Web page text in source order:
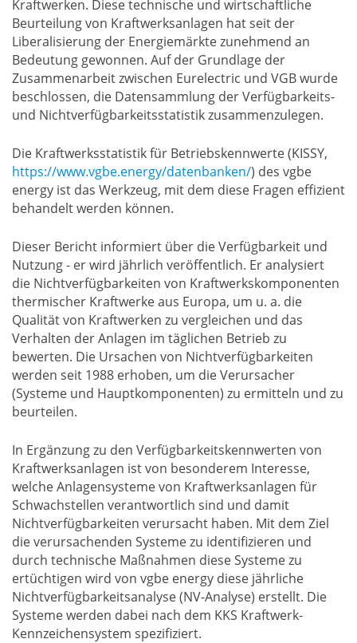
Kraftwerken. Diese technische und wirtschaftliche
Beurteilung von Kraftwerksanlagen hat seit der
Liberalisierung der Energiemärkte zunehmend an
Bedeutung gewonnen. Auf der Grundlage der
Zusammenarbeit zwischen Eurelectric und VGB wurde
beschlossen, die Datensammlung der Verfügbarkeits-
und Nichtverfügbarkeitsstatistik zusammenzulegen.
Die Kraftwerksstatistik für Betriebskennwerte (KISSY,
https://www.vgbe.energy/datenbanken/) des vgbe
energy ist das Werkzeug, mit dem diese Fragen effizient
behandelt werden können.
Dieser Bericht informiert über die Verfügbarkeit und
Nutzung - er wird jährlich veröffentlich. Er analysiert
die Nichtverfügbarkeiten von Kraftwerkskomponenten
thermischer Kraftwerke aus Europa, um u. a. die
Qualität von Kraftwerken zu vergleichen und das
Verhalten der Anlagen im täglichen Betrieb zu
bewerten. Die Ursachen von Nichtverfügbarkeiten
werden seit 1988 erhoben, um die Verursacher
(Systeme und Hauptkomponenten) zu ermitteln und zu
beurteilen.
In Ergänzung zu den Verfügbarkeitskennwerten von
Kraftwerksanlagen ist von besonderem Interesse,
welche Anlagensysteme von Kraftwerksanlagen für
Schwachstellen verantwortlich sind und damit
Nichtverfügbarkeiten verursacht haben. Mit dem Ziel
die verursachenden Systeme zu identifizieren und
durch technische Maßnahmen diese Systeme zu
ertüchtigen wird von vgbe energy diese jährliche
Nichtverfügbarkeitsanalyse (NV-Analyse) erstellt. Die
Systeme werden dabei nach dem KKS Kraftwerk-
Kennzeichensystem spezifiziert.